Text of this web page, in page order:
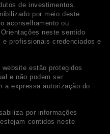
de investimentos.
por meio deste
aconselhamento ou
neste sentido
profissionais credenciados e
estão protegidos
e não podem ser
a expressa autorização do
por informações
contidos neste